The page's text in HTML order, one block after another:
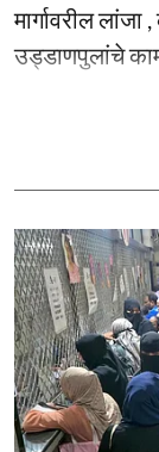
मार्गावरील
उड्डाणपुलांचे